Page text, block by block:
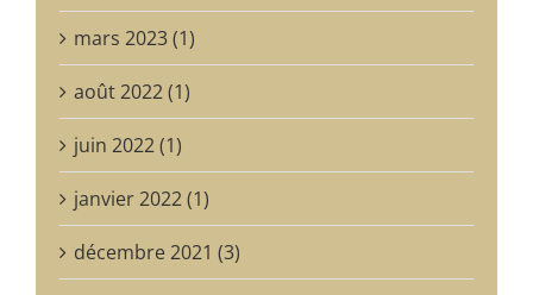
mars 2023 (1)
août 2022 (1)
juin 2022 (1)
janvier 2022 (1)
décembre 2021 (3)